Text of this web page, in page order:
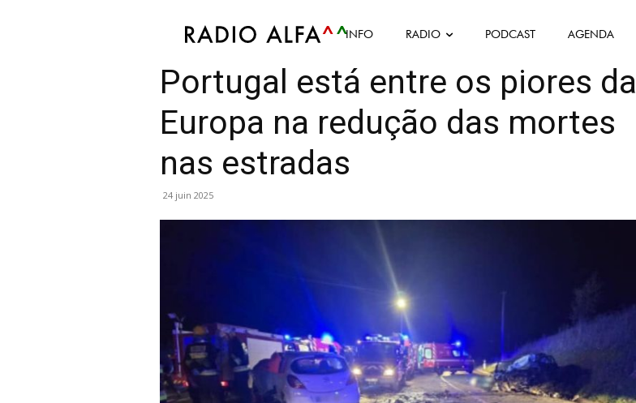
INFO RADIO PODCAST AGENDA
Info Article Mis en avant
Portugal está entre os piores da
Europa na redução das mortes
nas estradas
24 juin 2025